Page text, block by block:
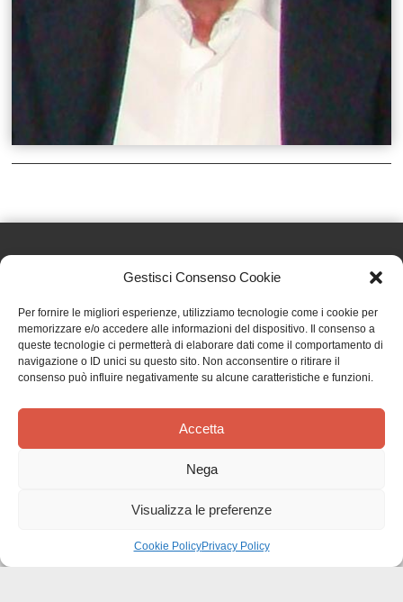
Gestisci Consenso Cookie
Per fornire le migliori esperienze, utilizziamo tecnologie come i cookie per
memorizzare e/o accedere alle informazioni del dispositivo. Il consenso a
queste tecnologie ci permetterà di elaborare dati come il comportamento di
navigazione o ID unici su questo sito. Non acconsentire o ritirare il
consenso può influire negativamente su alcune caratteristiche e funzioni.
Accetta
Nega
Visualizza le preferenze
Cookie PolicyPrivacy Policy
Effatà Editrice di Pellegrino Paolo SAS
C.F. e P.IVA 09655250018
Via Tre Denti, 1 - 10060 Cantalupa (TO)
Telefono: (+39) 0121 353452 - Fax: (+39) 0121 353839